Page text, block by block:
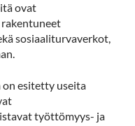
ovat
sosiaaliturvaverkot,
esitetty useita
työttömyys- ja